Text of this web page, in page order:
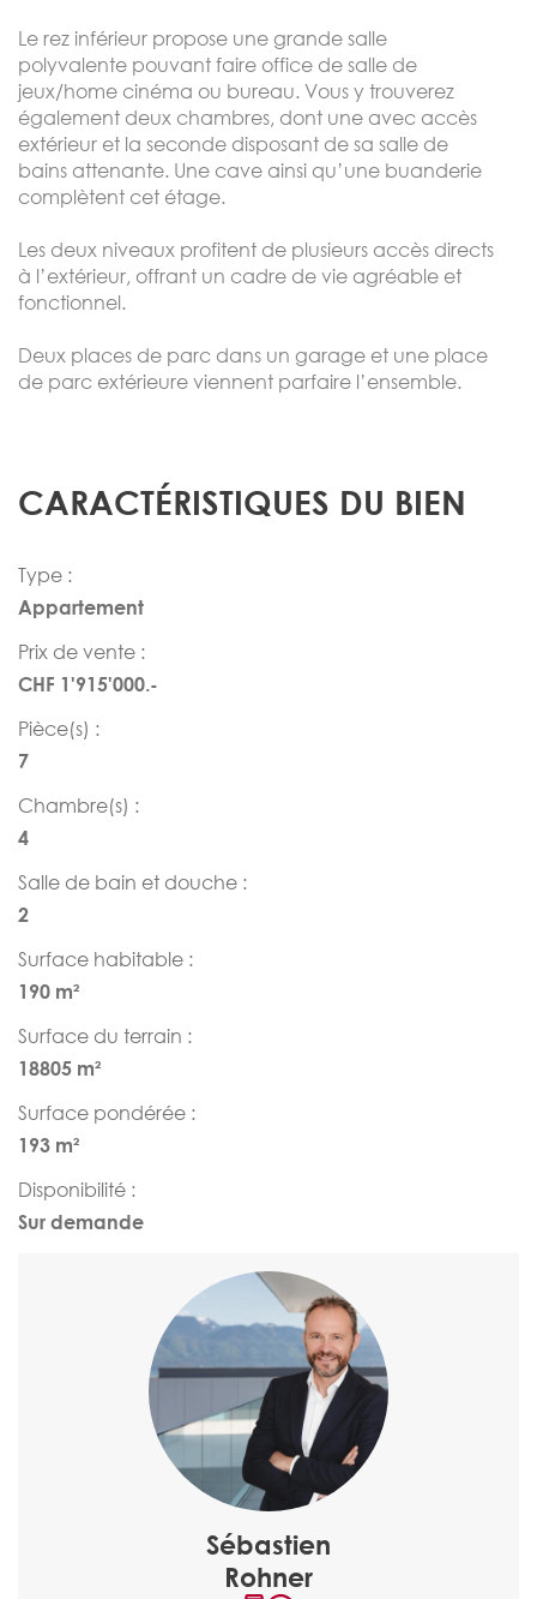
Le rez inférieur propose une grande salle
polyvalente pouvant faire office de salle de
jeux/home cinéma ou bureau. Vous y trouverez
également deux chambres, dont une avec accès
extérieur et la seconde disposant de sa salle de
bains attenante. Une cave ainsi qu’une buanderie
complètent cet étage.
Les deux niveaux profitent de plusieurs accès directs
à l’extérieur, offrant un cadre de vie agréable et
fonctionnel.
Deux places de parc dans un garage et une place
de parc extérieure viennent parfaire l’ensemble.
CARACTÉRISTIQUES DU BIEN
Type :
Appartement
Prix de vente :
CHF 1'915'000.-
Pièce(s) :
7
Chambre(s) :
4
Salle de bain et douche :
2
Surface habitable :
190 m²
Surface du terrain :
18805 m²
Surface pondérée :
193 m²
Disponibilité :
Sur demande
Sébastien
Rohner